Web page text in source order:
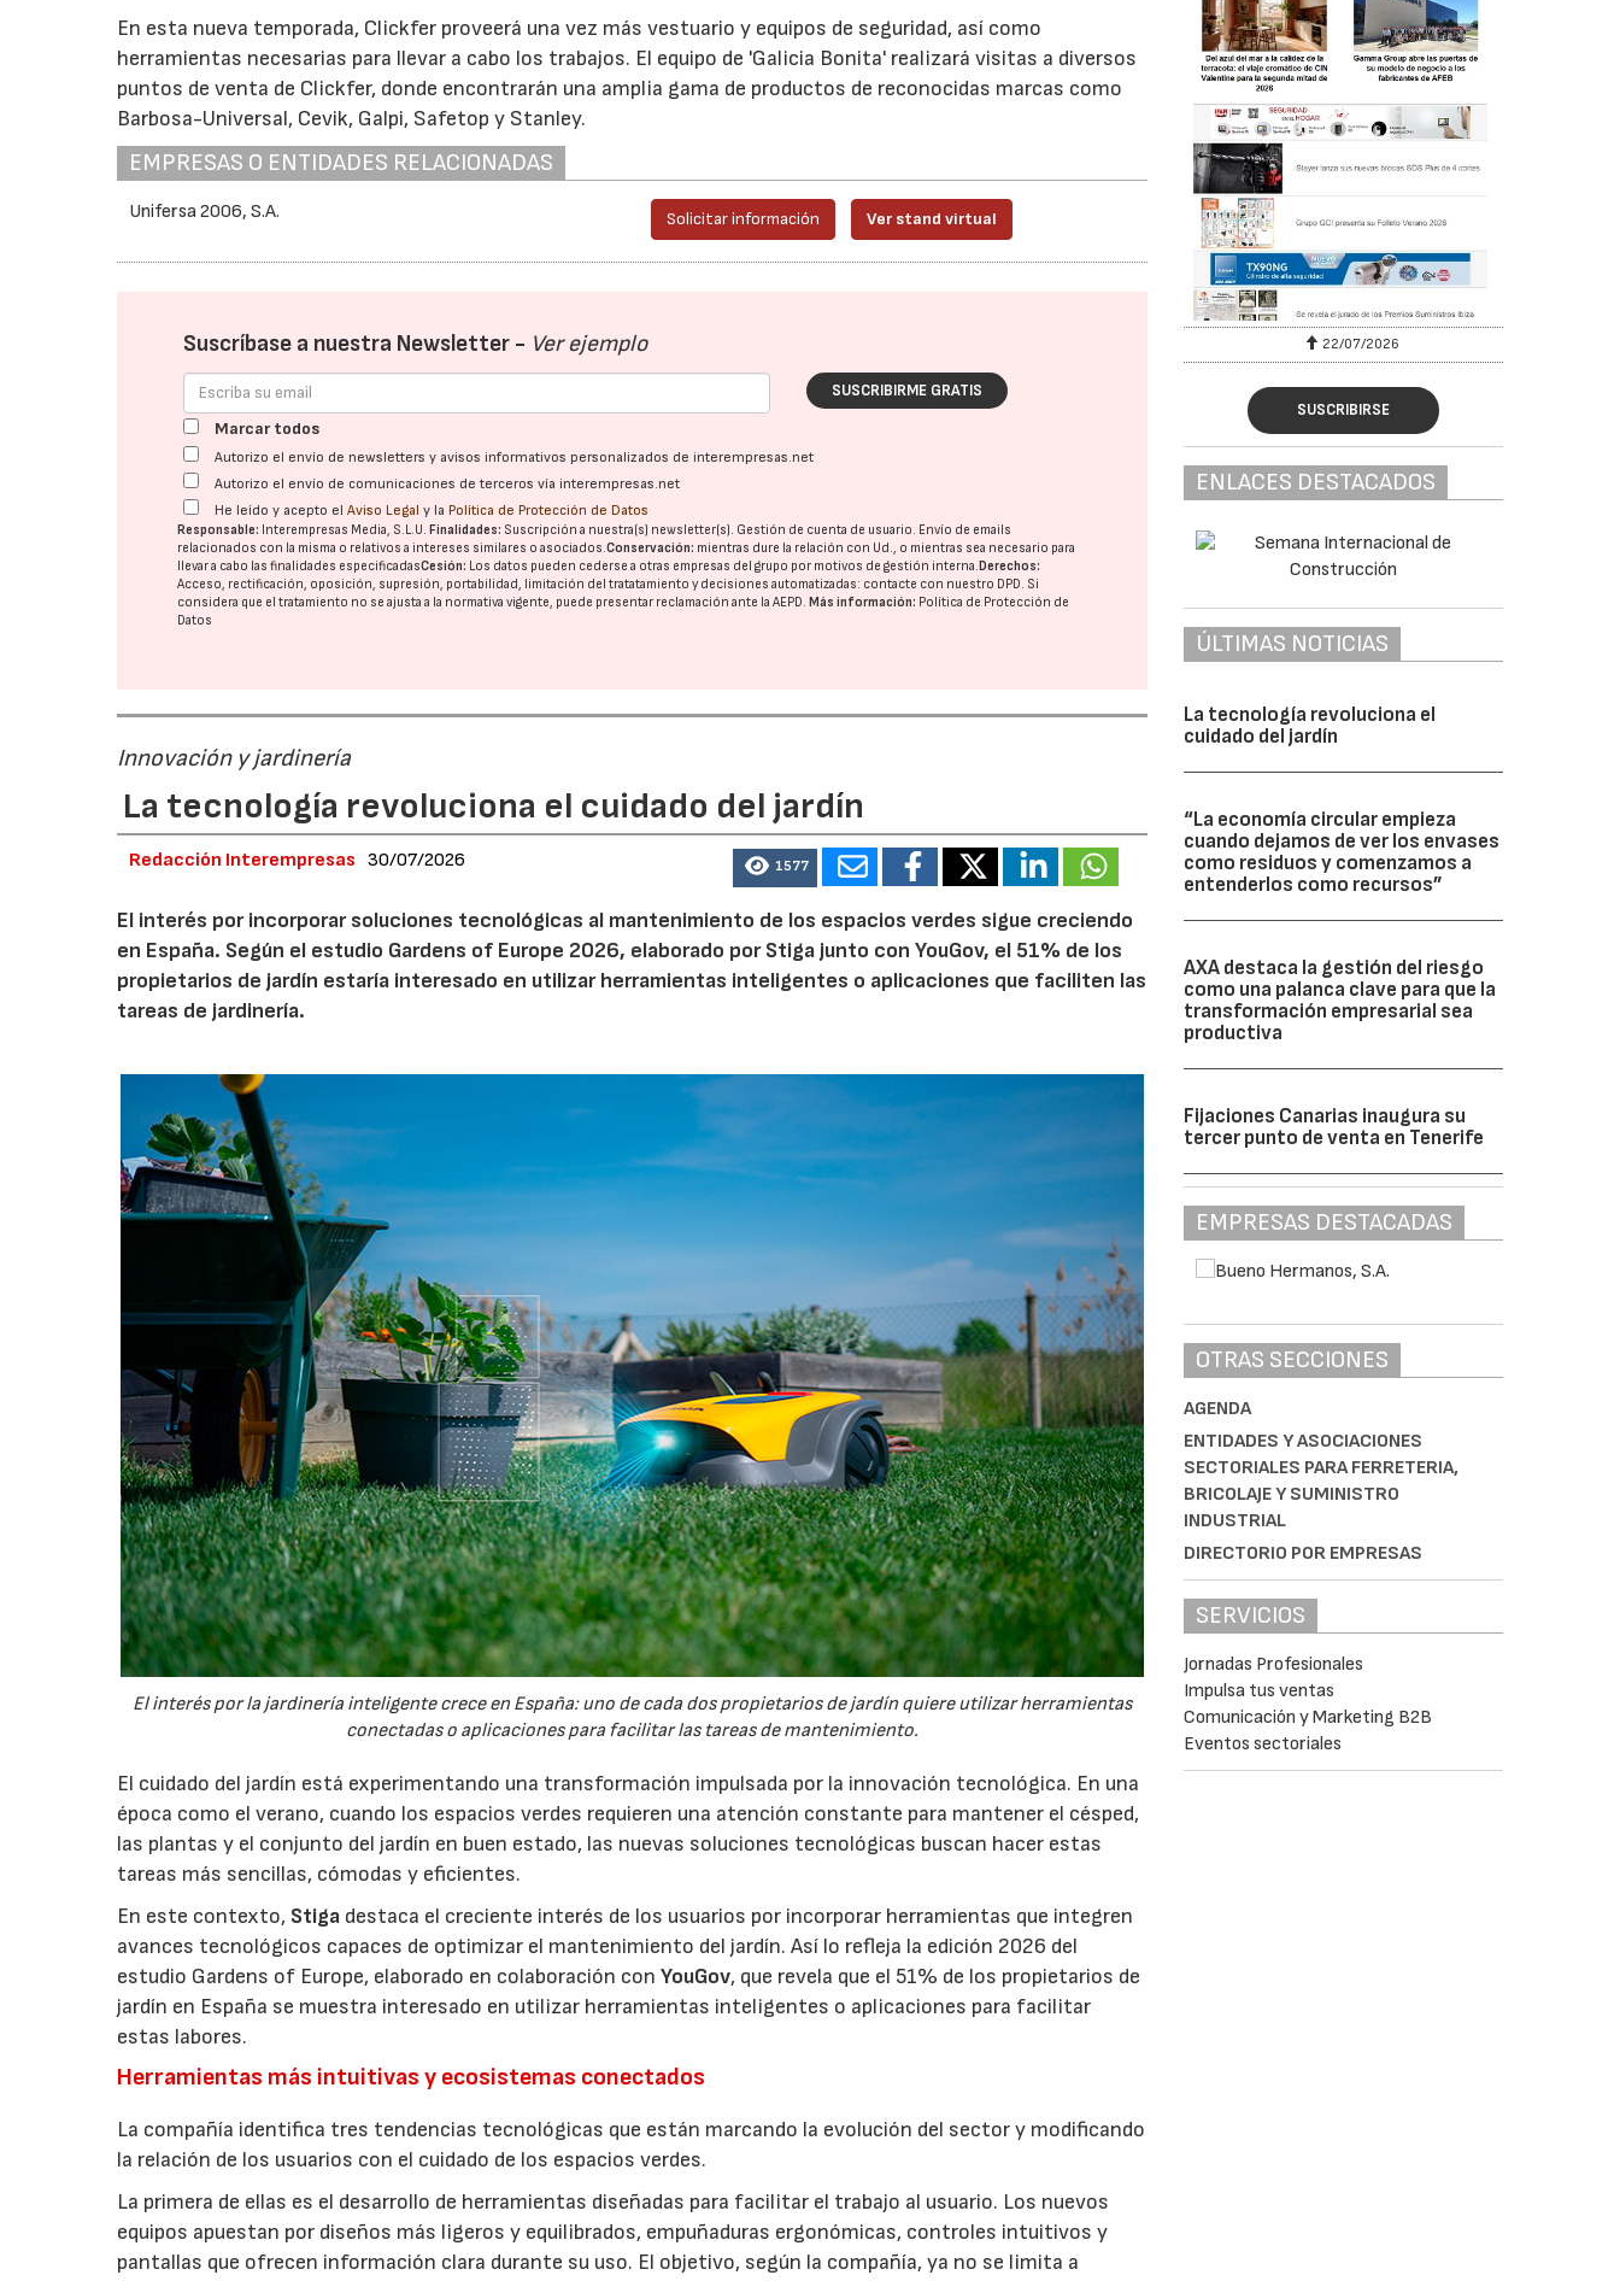
En esta nueva temporada, Clickfer proveerá una vez más vestuario y equipos de seguridad, así como
herramientas necesarias para llevar a cabo los trabajos. El equipo de 'Galicia Bonita' realizará visitas a diversos
puntos de venta de Clickfer, donde encontrarán una amplia gama de productos de reconocidas marcas como
Barbosa-Universal, Cevik, Galpi, Safetop y Stanley.
EMPRESAS O ENTIDADES RELACIONADAS
Unifersa 2006, S.A. Solicitar información Ver stand virtual
Suscríbase a nuestra Newsletter - Ver ejemplo
SUSCRIBIRME GRATIS
Marcar todos
Autorizo el envío de newsletters y avisos informativos personalizados de interempresas.net
Autorizo el envío de comunicaciones de terceros vía interempresas.net
He leído y acepto elAviso Legal y la Política de Protección de Datos
Responsable: Interempresas Media, S.L.U.Finalidades: Suscripción a nuestra(s) newsletter(s). Gestión de cuenta de usuario. Envío de emails
relacionados con la misma o relativos a intereses similares o asociados.Conservación: mientras dure la relación con Ud., o mientras sea necesario para
llevar a cabo las finalidades especificadasCesión: Los datos pueden cederse a otras empresas del grupo por motivos de gestión interna.Derechos:
Acceso, rectificación, oposición, supresión, portabilidad, limitación del tratatamiento y decisiones automatizadas: contacte con nuestro DPD. Si
considera que el tratamiento no se ajusta a la normativa vigente, puede presentar reclamación ante laAEPD.Más información: Política de Protección de
Datos
Innovación y jardinería
La tecnología revoluciona el cuidado del jardín
Redacción Interempresas 30/07/2026 1577
El interés por incorporar soluciones tecnológicas al mantenimiento de los espacios verdes sigue creciendo
en España. Según el estudio Gardens of Europe 2026, elaborado por Stiga junto con YouGov, el 51% de los
propietarios de jardín estaría interesado en utilizar herramientas inteligentes o aplicaciones que faciliten las
tareas de jardinería.
El interés por la jardinería inteligente crece en España: uno de cada dos propietarios de jardín quiere utilizar herramientas
conectadas o aplicaciones para facilitar las tareas de mantenimiento.
El cuidado del jardín está experimentando una transformación impulsada por la innovación tecnológica. En una
época como el verano, cuando los espacios verdes requieren una atención constante para mantener el césped,
las plantas y el conjunto del jardín en buen estado, las nuevas soluciones tecnológicas buscan hacer estas
tareas más sencillas, cómodas y eficientes.
En este contexto, Stiga destaca el creciente interés de los usuarios por incorporar herramientas que integren
avances tecnológicos capaces de optimizar el mantenimiento del jardín. Así lo refleja la edición 2026 del
estudio Gardens of Europe, elaborado en colaboración conYouGov, que revela que el 51% de los propietarios de
jardín en España se muestra interesado en utilizar herramientas inteligentes o aplicaciones para facilitar
estas labores.
Herramientas más intuitivas y ecosistemas conectados
La compañía identifica tres tendencias tecnológicas que están marcando la evolución del sector y modificando
la relación de los usuarios con el cuidado de los espacios verdes.
La primera de ellas es el desarrollo de herramientas diseñadas para facilitar el trabajo al usuario. Los nuevos
equipos apuestan por diseños más ligeros y equilibrados, empuñaduras ergonómicas, controles intuitivos y
pantallas que ofrecen información clara durante su uso. El objetivo, según la compañía, ya no se limita a
22/07/2026
SUSCRIBIRSE
ENLACES DESTACADOS
ÚLTIMAS NOTICIAS
La tecnología revoluciona el
cuidado del jardín
“La economía circular empieza
cuando dejamos de ver los envases
como residuos y comenzamos a
entenderlos como recursos”
AXA destaca la gestión del riesgo
como una palanca clave para que la
transformación empresarial sea
productiva
Fijaciones Canarias inaugura su
tercer punto de venta en Tenerife
EMPRESAS DESTACADAS
OTRAS SECCIONES
AGENDA
ENTIDADES Y ASOCIACIONES
SECTORIALES PARA FERRETERIA,
BRICOLAJE Y SUMINISTRO
INDUSTRIAL
DIRECTORIO POR EMPRESAS
SERVICIOS
Jornadas Profesionales
Impulsa tus ventas
Comunicación y Marketing B2B
Eventos sectoriales